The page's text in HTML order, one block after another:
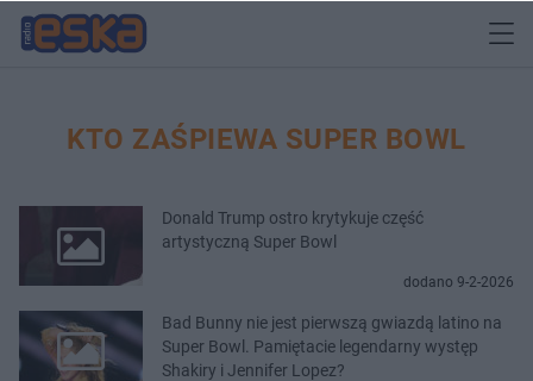
KTO ZAŚPIEWA SUPER BOWL
Donald Trump ostro krytykuje część
artystyczną Super Bowl
dodano 9-2-2026
Bad Bunny nie jest pierwszą gwiazdą latino na
Super Bowl. Pamiętacie legendarny występ
Shakiry i Jennifer Lopez?